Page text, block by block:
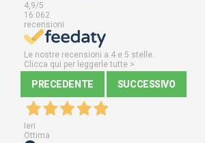
4,9/5
16.062
recensioni
Le nostre recensioni a 4 e 5 stelle.
Clicca qui per leggerle tutte >
PRECEDENTE SUCCESSIVO
Ieri
Ottima